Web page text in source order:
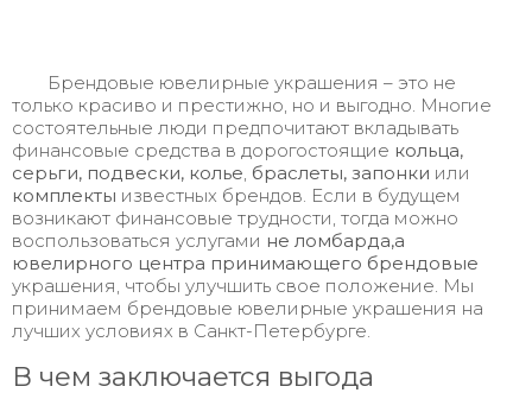
Брендовые ювелирные украшения – это не
только красиво и престижно, но и выгодно. Многие
состоятельные люди предпочитают вкладывать
финансовые средства в дорогостоящие кольца,
серьги, подвески, колье, браслеты, запонки или
комплекты известных брендов. Если в будущем
возникают финансовые трудности, тогда можно
воспользоваться услугами не ломбарда,а
ювелирного центра принимающего брендовые
украшения, чтобы улучшить свое положение. Мы
принимаем брендовые ювелирные украшения на
лучших условиях в Санкт-Петербурге.
В чем заключается выгода